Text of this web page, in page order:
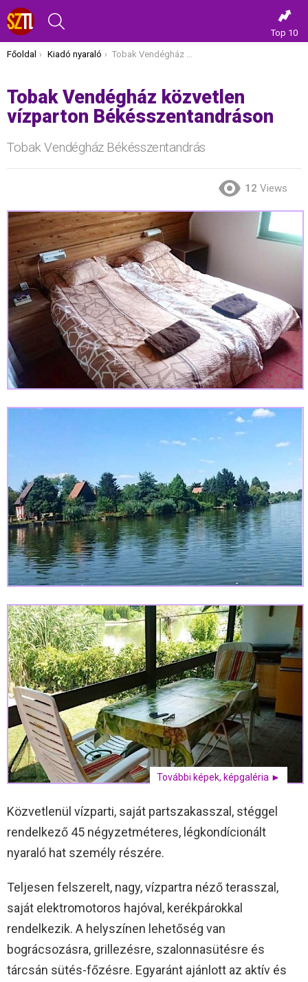
Top 10
Itt vagy most:
Főoldal Kiadó nyaraló Tobak Vendégház közvetlen vízparton Békésszentandráson
Tobak Vendégház közvetlen
vízparton Békésszentandráson
Tobak Vendégház Békésszentandrás
12 Views
További képek, képgaléria ►
Közvetlenül vízparti, saját partszakasszal, stéggel
rendelkező 45 négyzetméteres, légkondícionált
nyaraló hat személy részére.
Teljesen felszerelt, nagy, vízpartra néző terasszal,
saját elektromotoros hajóval, kerékpárokkal
rendelkezik. A helyszínen lehetőség van
bográcsozásra, grillezésre, szalonnasütésre és
tárcsán sütés-főzésre. Egyaránt ajánlott az aktív és